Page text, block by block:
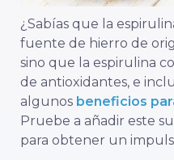
¿Sabías que la
fuente de hierro de
sino que la espirulina
de antioxidantes, e
algunos beneficios
Pruebe a añadir este
para obtener un